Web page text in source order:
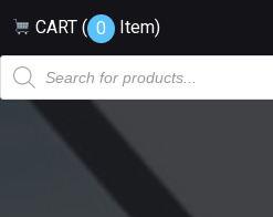
CART ( 0 Item)
Products
search